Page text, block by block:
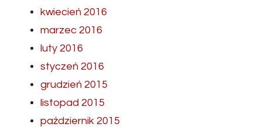
kwiecień 2016
marzec 2016
luty 2016
styczeń 2016
grudzień 2015
listopad 2015
październik 2015